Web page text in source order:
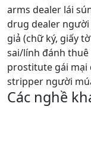
arms dealer lái
drug dealer
giả (chữ ký, giấy
sai/lính đánh
prostitute gái mại
stripper người
Các nghề